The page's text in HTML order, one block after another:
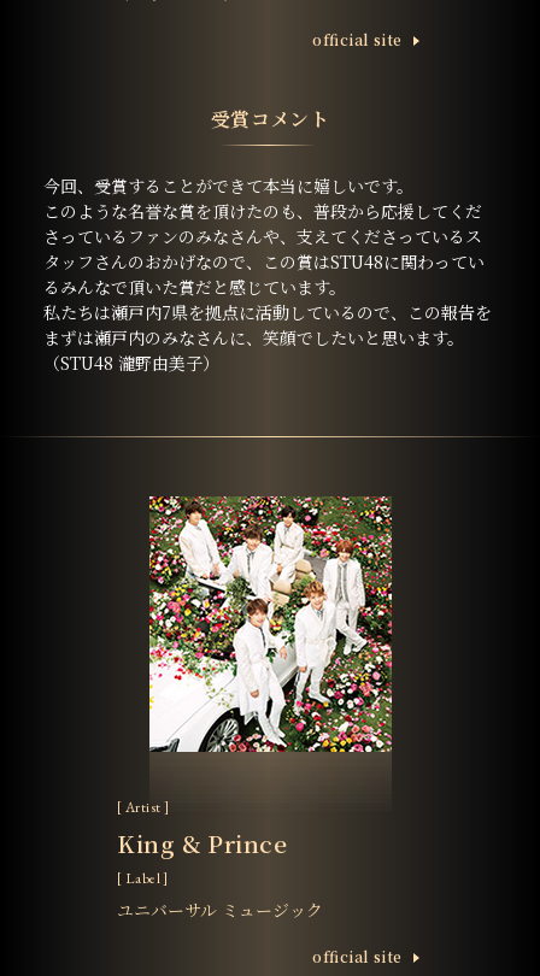
ofﬁcial site
受賞コメント
今回、受賞することができて本当に嬉しいです。
このような名誉な賞を頂けたのも、普段から応援してくだ
さっているファンのみなさんや、支えてくださっているス
タッフさんのおかげなので、この賞はSTU48に関わってい
るみんなで頂いた賞だと感じています。
私たちは瀬戸内7県を拠点に活動しているので、この報告を
まずは瀬戸内のみなさんに、笑顔でしたいと思います。
（STU48 瀧野由美子）
[ Artist ]
King & Prince
[ Label ]
ユニバーサル ミュージック
ofﬁcial site